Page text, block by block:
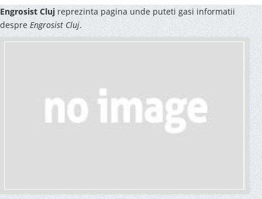
Engrosist Cluj reprezinta pagina unde puteti gasi informatii
despreEngrosist Cluj.